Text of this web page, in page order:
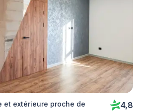
et extérieure proche de
4,8